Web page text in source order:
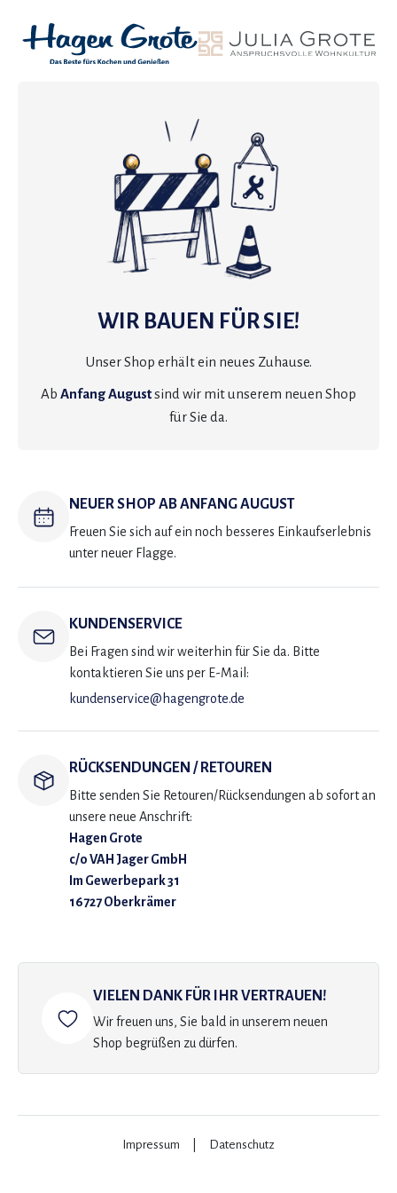
WIR BAUEN FÜR SIE!
Unser Shop erhält ein neues Zuhause.
Ab Anfang Augustsind wir mit unserem neuen Shop
für Sie da.
NEUER SHOP AB ANFANG AUGUST
Freuen Sie sich auf ein noch besseres Einkaufserlebnis
unter neuer Flagge.
KUNDENSERVICE
Bei Fragen sind wir weiterhin für Sie da. Bitte
kontaktieren Sie uns per E-Mail:
kundenservice@hagengrote.de
RÜCKSENDUNGEN / RETOUREN
Bitte senden Sie Retouren/Rücksendungen ab sofort an
unsere neue Anschrift:
Hagen Grote
c/o VAH Jager GmbH
Im Gewerbepark 31
16727 Oberkrämer
VIELEN DANK FÜR IHR VERTRAUEN!
Wir freuen uns, Sie bald in unserem neuen
Shop begrüßen zu dürfen.
Impressum Datenschutz